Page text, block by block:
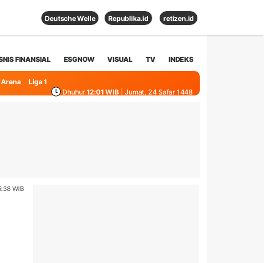
Deutsche Welle Republika.id retizen.id
FINANSIAL ESGNOW VISUAL TV INDEKS
Arena
Liga 1
Dhuhur 12:01 WIB | Jumat, 24 Safar 1448
WIB